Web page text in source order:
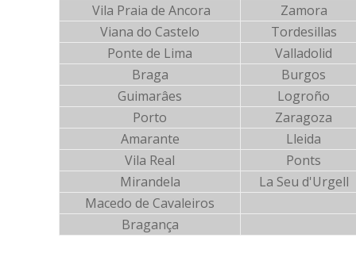
Vila Praia de Ancora
Zamora
Viana do Castelo
Tordesillas
Ponte de Lima
Valladolid
Braga
Burgos
Guimarâes
Logroño
Porto
Zaragoza
Amarante
Lleida
Vila Real
Ponts
Mirandela
La Seu d'Urgell
Macedo de Cavaleiros
Bragança